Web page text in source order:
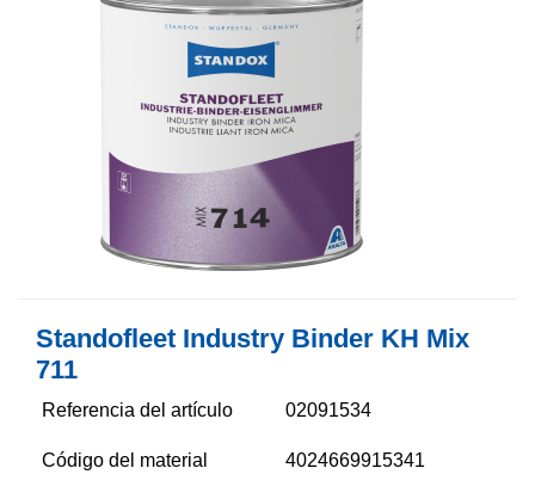
Standofleet Industry Binder KH Mix
711
Referencia del artículo 02091534
Código del material 4024669915341